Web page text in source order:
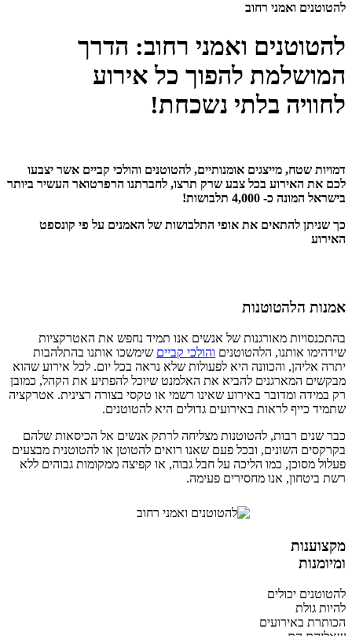
להטוטנים ואמני רחוב
להטוטנים ואמני רחוב: הדרך
המושלמת להפוך כל אירוע
לחוויה בלתי נשכחת!
דמויות שטח, מייצגים אומנותיים, להטוטנים והולכי קביים אשר יצבעו
לכם את האירוע בכל צבע שרק תרצו, לחברתנו הרפרטואר העשיר ביותר
בישראל המונה כ- 4,000 תלבושות!
כך שניתן להתאים את אופי התלבושות של האמנים על פי קונספט
האירוע
אמנות הלהטוטנות
בהתכנסויות מאורגנות של אנשים אנו תמיד נחפש את האטרקציות
שידהימו אותנו, הלהטוטנים והולכי קביים שימשכו אותנו בהתלהבות
יתרה אליהן, והכוונה היא לפעולות שלא נראה בכל יום. לכל אירוע שהוא
מבקשים המארגנים להביא את האלמנט שיוכל להפתיע את הקהל, כמובן
רק במידה ומדובר באירוע שאינו רשמי או טקסי בצורה רצינית. אטרקציה
שתמיד כייף לראות באירועים גדולים היא להטוטנים.
כבר שנים רבות, להטוטנות מצליחה לרתק אנשים אל הכיסאות שלהם
בקרקסים השונים, ובכל פעם שאנו רואים להטוטן או להטוטנית מבצעים
פעלול מסוכן, כמו הליכה על חבל גבוה, או קפיצה ממקומות גבוהים ללא
רשת ביטחון, אנו מחסירים פעימה.
מקצוענות
ומיומנות
להטוטנים יכולים
להיות גולת
הכותרת באירועים